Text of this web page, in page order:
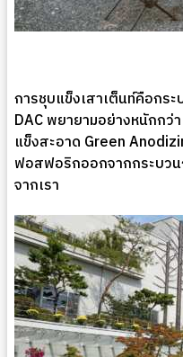
การชุบแข็งเสาเต็นท์คือกร
DAC พยายามอย่างหนักก
แข็งสะอาด Green
ฟอสฟอริกออกจากกระบว
จากเรา